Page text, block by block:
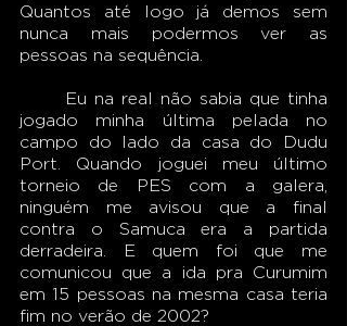
Quantos até logo já demos sem
nunca mais podermos ver as
pessoas na sequência.
jogado minha última pelada no
campo do lado da casa do Dudu
Port. Quando joguei meu último
torneio de PES com a galera,
ninguém me avisou que a final
contra o Samuca era a partida
derradeira. E quem foi que me
comunicou que a ida pra Curumim
em 15 pessoas na mesma casa teria
fim no verão de 2002?